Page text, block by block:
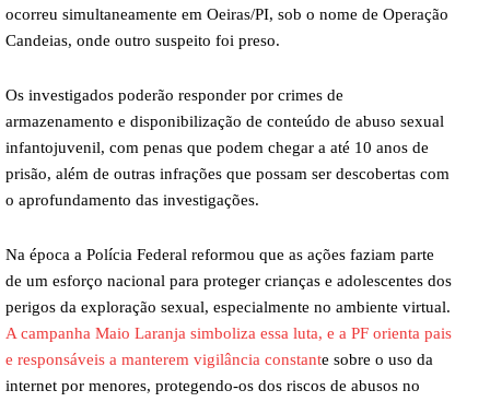
ocorreu simultaneamente em Oeiras/PI, sob o nome de Operação
Candeias, onde outro suspeito foi preso.
Os investigados poderão responder por crimes de
armazenamento e disponibilização de conteúdo de abuso sexual
infantojuvenil, com penas que podem chegar a até 10 anos de
prisão, além de outras infrações que possam ser descobertas com
o aprofundamento das investigações.
Na época a Polícia Federal reformou que as ações faziam parte
de um esforço nacional para proteger crianças e adolescentes dos
perigos da exploração sexual, especialmente no ambiente virtual.
A campanha Maio Laranja simboliza essa luta, e a PF orienta pais
e responsáveis a manterem vigilância constante sobre o uso da
internet por menores, protegendo-os dos riscos de abusos no